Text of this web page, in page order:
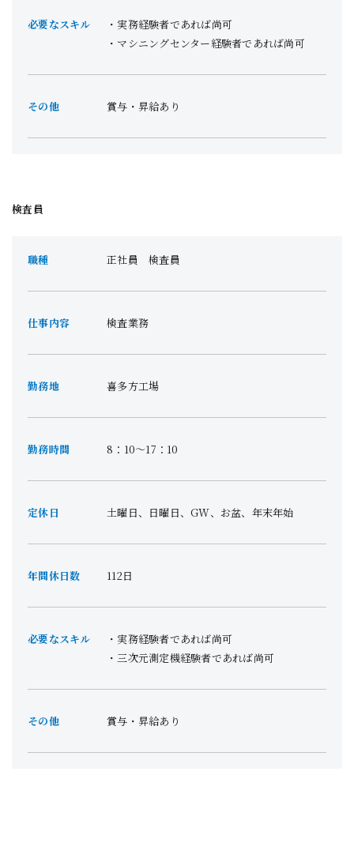
必要なスキル
実務経験者であれば尚可
マシニングセンター経験者であれば尚可
その他 賞与・昇給あり
検査員
職種 正社員 検査員
仕事内容 検査業務
勤務地 喜多方工場
勤務時間 8：10～17：10
定休日 土曜日、日曜日、GW、お盆、年末年始
年間休日数 112日
必要なスキル
実務経験者であれば尚可
三次元測定機経験者であれば尚可
その他 賞与・昇給あり